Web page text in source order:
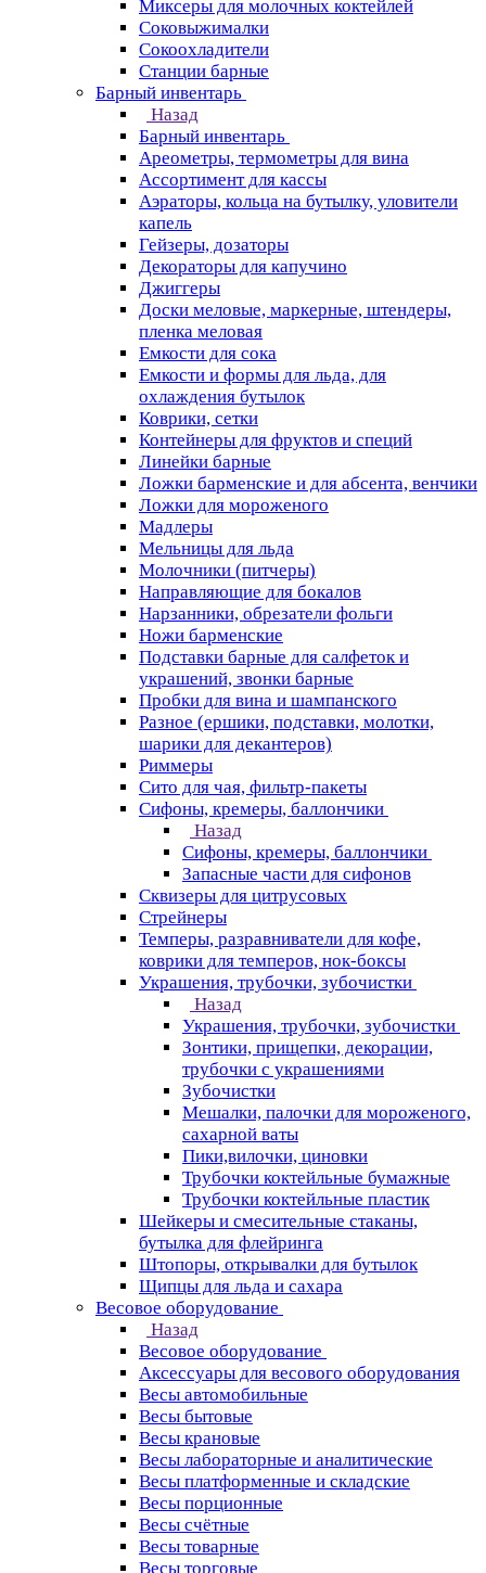
Миксеры для молочных коктейлей
Соковыжималки
Сокоохладители
Станции барные
Барный инвентарь
Назад
Барный инвентарь
Ареометры, термометры для вина
Ассортимент для кассы
Аэраторы, кольца на бутылку, уловители
капель
Гейзеры, дозаторы
Декораторы для капучино
Джиггеры
Доски меловые, маркерные, штендеры,
пленка меловая
Емкости для сока
Емкости и формы для льда, для
охлаждения бутылок
Коврики, сетки
Контейнеры для фруктов и специй
Линейки барные
Ложки барменские и для абсента, венчики
Ложки для мороженого
Мадлеры
Мельницы для льда
Молочники (питчеры)
Направляющие для бокалов
Нарзанники, обрезатели фольги
Ножи барменские
Подставки барные для салфеток и
украшений, звонки барные
Пробки для вина и шампанского
Разное (ершики, подставки, молотки,
шарики для декантеров)
Риммеры
Сито для чая, фильтр-пакеты
Сифоны, кремеры, баллончики
Назад
Сифоны, кремеры, баллончики
Запасные части для сифонов
Сквизеры для цитрусовых
Стрейнеры
Темперы, разравниватели для кофе,
коврики для темперов, нок-боксы
Украшения, трубочки, зубочистки
Назад
Украшения, трубочки, зубочистки
Зонтики, прищепки, декорации,
трубочки с украшениями
Зубочистки
Мешалки, палочки для мороженого,
сахарной ваты
Пики,вилочки, циновки
Трубочки коктейльные бумажные
Трубочки коктейльные пластик
Шейкеры и смесительные стаканы,
бутылка для флейринга
Штопоры, открывалки для бутылок
Щипцы для льда и сахара
Весовое оборудование
Назад
Весовое оборудование
Аксессуары для весового оборудования
Весы автомобильные
Весы бытовые
Весы крановые
Весы лабораторные и аналитические
Весы платформенные и складские
Весы порционные
Весы счётные
Весы товарные
Весы торговые